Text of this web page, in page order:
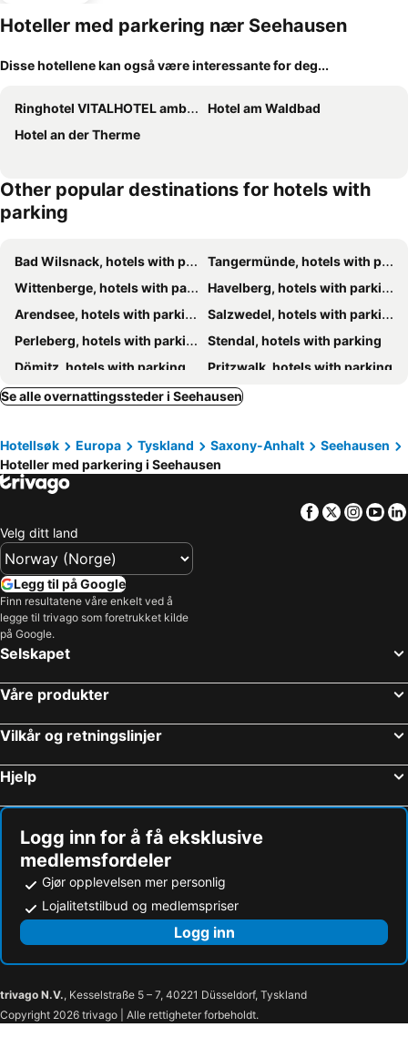
Hoteller med parkering nær Seehausen
Disse hotellene kan også være interessante for deg...
Ringhotel VITALHOTEL ambiente
Hotel am Waldbad
Hotel an der Therme
Other popular destinations for hotels with
parking
Bad Wilsnack, hotels with parking
Tangermünde, hotels with parking
Wittenberge, hotels with parking
Havelberg, hotels with parking
Arendsee, hotels with parking
Salzwedel, hotels with parking
Perleberg, hotels with parking
Stendal, hotels with parking
Dömitz, hotels with parking
Pritzwalk, hotels with parking
Kyritz, hotels with parking
Gardelegen, hotels with parking
Lenzerwische, hotels with parking
Küsten, hotels with parking
Wusterhausen, hotels with parking
Neustadt, hotels with parking
Rühstädt, hotels with parking
Breese, hotels with parking
Dannenberg, hotels with parking
Klietz, hotels with parking
Klötze, hotels with parking
Neu Kaliß, hotels with parking
Heiligengrabe, hotels with parking
Cumlosen, hotels with parking
Schnackenburg, hotels with parking
Grabow, hotels with parking
Rochau, hotels with parking
Wanzer, hotels with parking
Karstädt, hotels with parking
Bretsch, hotels with parking
Se alle overnattingssteder i Seehausen
Hotellsøk Europa Tyskland Saxony-Anhalt
Seehausen
Hoteller med parkering i Seehausen
Facebook
Twitter
Velg ditt land
Legg til på Google
Finn resultatene våre enkelt ved å
legge til trivago som foretrukket kilde
på Google.
Selskapet
Våre produkter
Vilkår og retningslinjer
Hjelp
Logg inn for å få eksklusive
medlemsfordeler
Gjør opplevelsen mer personlig
Lojalitetstilbud og medlemspriser
Logg inn
trivago N.V., Kesselstraße 5 – 7, 40221 Düsseldorf, Tyskland
Copyright 2026 trivago | Alle rettigheter forbeholdt.